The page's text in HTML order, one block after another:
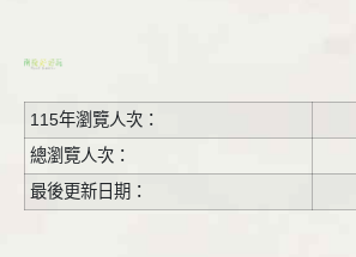
115年瀏覽人次：
總瀏覽人次：
最後更新日期：